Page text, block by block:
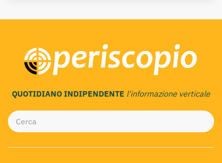
QUOTIDIANO INDIPENDENTE l'informazione verticale